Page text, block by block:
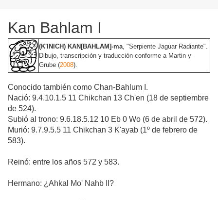
Kan Bahlam I
(K'INICH) KAN[BAHLAM]-ma, "Serpiente Jaguar Radiante".
Dibujo, transcripción y traducción conforme a Martin y
Grube (2008).
Conocido también como Chan-Bahlum I.
Nació: 9.4.10.1.5 11 Chikchan 13 Ch'en (18 de septiembre
de 524).
Subió al trono: 9.6.18.5.12 10 Eb 0 Wo (6 de abril de 572).
Murió: 9.7.9.5.5 11 Chikchan 3 K'ayab (1º de febrero de
583).
Reinó: entre los años 572 y 583.
Hermano: ¿Ahkal Mo' Nahb II?